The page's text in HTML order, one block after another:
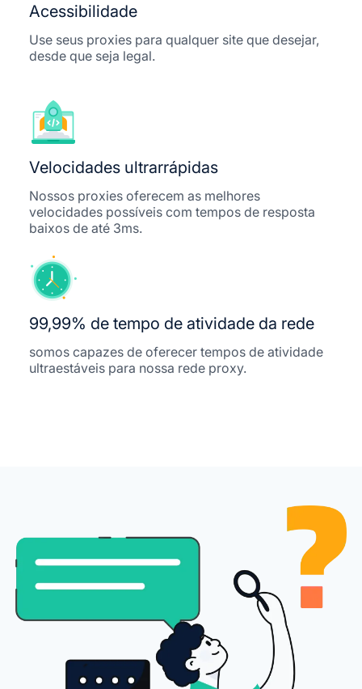
Acessibilidade
Use seus proxies para qualquer site que desejar,
desde que seja legal.
Velocidades ultrarrápidas
Nossos proxies oferecem as melhores
velocidades possíveis com tempos de resposta
baixos de até 3ms.
99,99% de tempo de atividade da rede
somos capazes de oferecer tempos de atividade
ultraestáveis ​​para nossa rede proxy.